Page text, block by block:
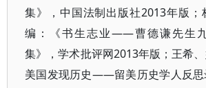
集》，中国法制出版社2013年版；
编：《书生志业——曹德谦先生
集》，学术批评网2013年版；王希
美国发现历史——留美历史学人反思